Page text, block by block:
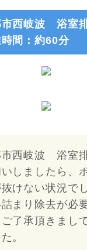
市西岐波 浴室
間：約60分
市西岐波 浴室
しましたら、
けない状況で
まり除去が必
了承頂きまし
。